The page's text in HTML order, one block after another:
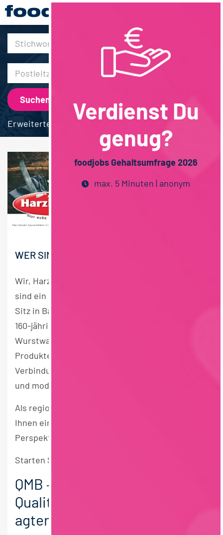
30km
Erweiterte Suche
WER SIND WIR?
Wir, Harzländer Spezialitäten GmbH + Co. KG,
sind ein mittelständisches Unternehmen mit
Sitz in Bad Gandersheim. Wir blicken auf eine
160-jährige Tradition in der Fleisch- und
Wurstwarenherstellung zurück. Unsere
Produkte zeichnen sich durch eine perfekte
Verbindung von traditioneller Handwerkskunst
und modernster Technik aus.
Als regionales Familienunternehmen bieten wir
Ihnen eine hervorragende berufliche
Perspektive.
Starten Sie jetzt durch und bewerben Sie sich:
QMB –
Qualitätsmanagementbeauftr
agter (m/w/d)
Verdienst Du
genug?
foodjobs Gehaltsumfrage 2026
max. 5 Minuten | anonym